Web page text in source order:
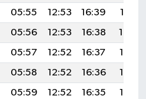
05:55 12:53 16:39
19:41
05:56 12:53 16:38
19:40
05:57 12:52 16:37
19:38
05:58 12:52 16:36
19:37
05:59 12:52 16:35
19:35